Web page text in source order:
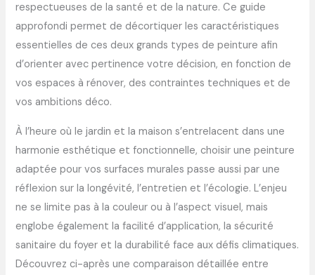
respectueuses de la santé et de la nature. Ce guide
approfondi permet de décortiquer les caractéristiques
essentielles de ces deux grands types de peinture afin
d’orienter avec pertinence votre décision, en fonction de
vos espaces à rénover, des contraintes techniques et de
vos ambitions déco.
À l’heure où le jardin et la maison s’entrelacent dans une
harmonie esthétique et fonctionnelle, choisir une peinture
adaptée pour vos surfaces murales passe aussi par une
réflexion sur la longévité, l’entretien et l’écologie. L’enjeu
ne se limite pas à la couleur ou à l’aspect visuel, mais
englobe également la facilité d’application, la sécurité
sanitaire du foyer et la durabilité face aux défis climatiques.
Découvrez ci-après une comparaison détaillée entre